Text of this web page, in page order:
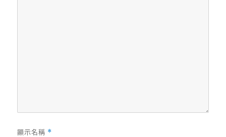
顯示名稱 *